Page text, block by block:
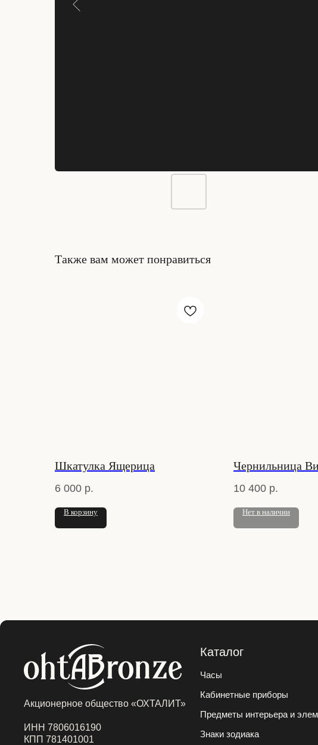
Также вам может понравиться
Шкатулка Ящерица
6 000 р.
В корзину
Чернильница
10 400 р.
Нет в наличии
Акционерное общество «ОХТАЛИТ»
ИНН 7806016190
КПП 781401001
Каталог
Часы
Кабинетные приборы
Предметы интерьера и
Знаки зодиака